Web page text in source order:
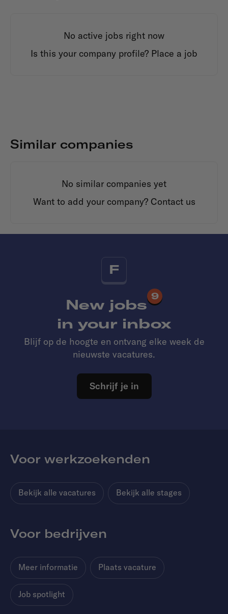
No active jobs right now
Is this your company profile? Place a job
Similar companies
No similar companies yet
Want to add your company? Contact us
F
New jobs
9
in your inbox
Blijf op de hoogte en ontvang elke week de
nieuwste vacatures.
Schrijf je in
Voor werkzoekenden
Bekijk alle vacatures Bekijk alle stages
Voor bedrijven
Meer informatie Plaats vacature
Job spotlight